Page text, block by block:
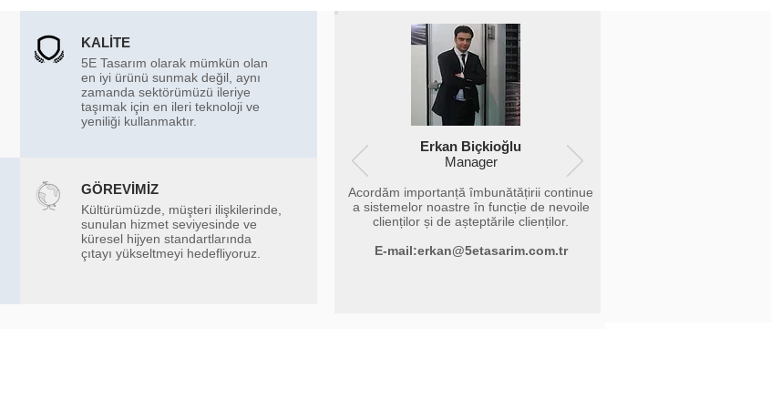
KALİTE
5E Tasarım olarak mümkün olan
en iyi ürünü sunmak değil, aynı
zamanda sektörümüzü ileriye
taşımak için en ileri teknoloji ve
yeniliği kullanmaktır.
GÖREVİMİZ
Kültürümüzde, müşteri ilişkilerinde,
sunulan hizmet seviyesinde ve
küresel hijyen standartlarında
çıtayı yükseltmeyi hedefliyoruz.
Erkan Biçkioğlu
Manager
Acordăm importanță îmbunătățirii continue
a sistemelor noastre în funcție de nevoile
clienților și de așteptările clienților.
E-mail:erkan@5etasarim.com.tr